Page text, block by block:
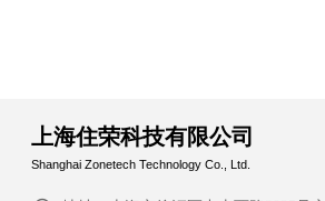
上海住荣科技有限公司
Shanghai Zonetech Technology Co., Ltd.